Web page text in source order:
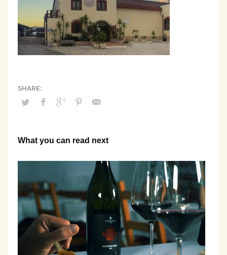
What you can read next